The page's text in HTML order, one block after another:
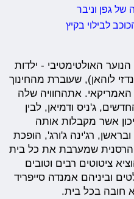
של גפן וניבר
לבילוי בקיץ
האולטימטיבי - ילדות
לוהאן), שעוברת מהחינוך
האמריקאי. אתהחוויה שלה
ג'ניס ודמיאן, לבין
אשר מקבלות אותה
רג'ינה ג'ורג', הופכת
הרסנית שמערבת את כל בית
ציטוטים רבים וטובים
וביניהם אמנדה סייפריד
חובה בכל בית.